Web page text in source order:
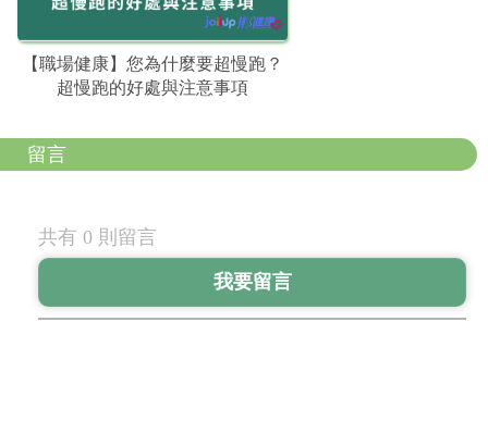
【職場健康】您為什麼要超慢跑？
超慢跑的好處與注意事項
留言
共有 0 則留言